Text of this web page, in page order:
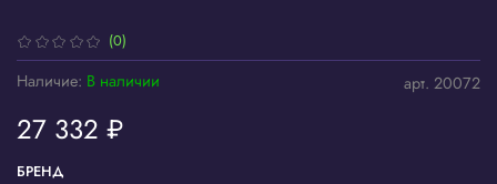
(0)
арт. 20072
Наличие: В наличии
27 332 ₽
БРЕНД